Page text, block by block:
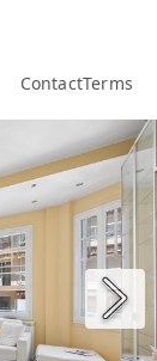
ContactTerms